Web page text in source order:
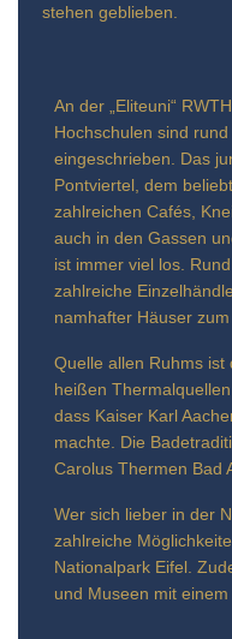
stehen geblieben.
An der „Eliteuni“
Hochschulen sind
eingeschrieben. Das
Pontviertel, dem
zahlreichen Cafés,
auch in den Gassen
ist immer viel los.
zahlreiche
namhafter Häuser
Quelle allen Ruhms ist
heißen
dass Kaiser Karl
machte. Die
Carolus Thermen Bad
Wer sich lieber in der
zahlreiche
Nationalpark Eifel.
und Museen mit